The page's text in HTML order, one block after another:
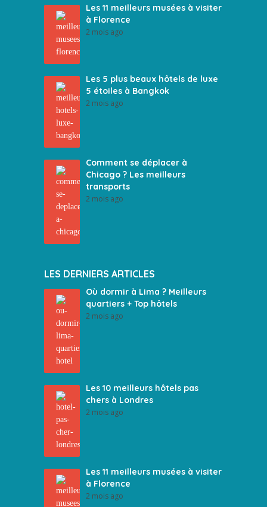
Les 11 meilleurs musées à visiter
à Florence
2 mois ago
Les 5 plus beaux hôtels de luxe
5 étoiles à Bangkok
2 mois ago
Comment se déplacer à
Chicago ? Les meilleurs
transports
2 mois ago
LES DERNIERS ARTICLES
Où dormir à Lima ? Meilleurs
quartiers + Top hôtels
2 mois ago
Les 10 meilleurs hôtels pas
chers à Londres
2 mois ago
Les 11 meilleurs musées à visiter
à Florence
2 mois ago